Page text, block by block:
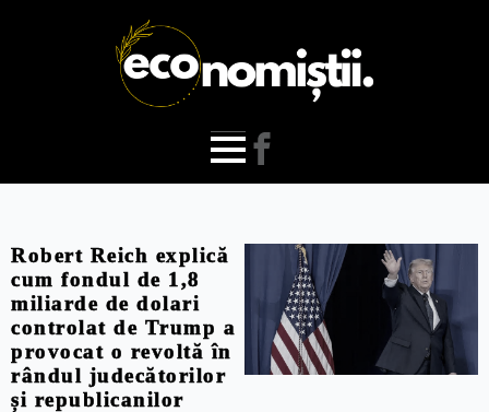
Robert Reich explică
cum fondul de 1,8
miliarde de dolari
controlat de Trump a
provocat o revoltă în
rândul judecătorilor
și republicanilor